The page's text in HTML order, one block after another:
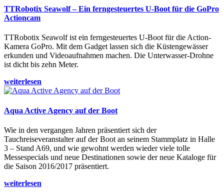
TTRobotix Seawolf – Ein ferngesteuertes U-Boot für die GoPro
Actioncam
TTRobotix Seawolf ist ein ferngesteuertes U-Boot für die Action-
Kamera GoPro. Mit dem Gadget lassen sich die Küstengewässer
erkunden und Videoaufnahmen machen. Die Unterwasser-Drohne
ist dicht bis zehn Meter.
weiterlesen
Aqua Active Agency auf der Boot
Wie in den vergangen Jahren präsentiert sich der
Tauchreiseveranstalter auf der Boot an seinem Stammplatz in Halle
3 – Stand A69, und wie gewohnt werden wieder viele tolle
Messespecials und neue Destinationen sowie der neue Kataloge für
die Saison 2016/2017 präsentiert.
weiterlesen